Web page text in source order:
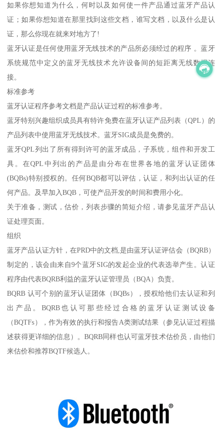
如果你想知道为什么，何时以及如何使一件产品通过蓝牙产品认
证；如果你想知道在那里找到这些文档，谁写文档，以及什么是认
证，那么你现在就来对地方了!
蓝牙认证是任何使用蓝牙无线技术的产品所必须经过的程序 。蓝牙
系统规范中定义的蓝牙无线技术允许设备间的短距离无线数据连
接。
标准参考
蓝牙认证程序参考文档是产品认证过程的标准参考。
蓝牙特别兴趣组织成员具有特许免费在蓝牙认证产品列表（QPL）的
产品列表中使用蓝牙无线技术。蓝牙SIG成员是免费的。
蓝牙QPL列出了所有得到许可的蓝牙成品，子系统，组件和开发工
具。在QPL中列出的产品是由分布在世界各地的蓝牙认证团体
(BQBs)特别授权的。任何BQB都可以评估，认证，和列出认证的任
何产品。及早加入BQB，可使产品开发的时间和费用小化。
关于准备，测试，估价，列表步骤的简短介绍，请参见蓝牙产品认
证处理页面。
组织
蓝牙产品认证方针，在PRD中的文档,是由蓝牙认证评估会（BQRB）
制定的，该会由来自9个蓝牙SIG的发起企业的代表选举产生。认证
程序由代表BQRB利益的蓝牙认证管理员（BQA）负责。
BQRB 认可个别的蓝牙认证团体（BQBs），授权给他们去认证和列
出产品。BQRB也认可那些经过合格的蓝牙认证测试设备
（BQTFs），作为有效的执行和报告A类测试结果（参见认证过程描
述获得更详细的信息）。BQRB同样也认可蓝牙技术估价员，由他们
来估价和推荐BQTF候选人。